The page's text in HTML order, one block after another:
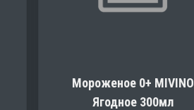
Мороженое 0+ MIVINO
Ягодное 300мл